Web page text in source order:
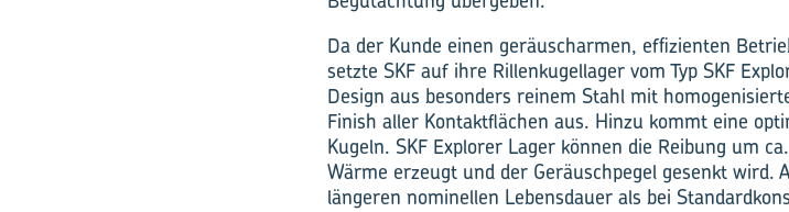
Da der Kunde einen geräuscharmen, effizienten
setzte SKF auf ihre Rillenkugellager vom Typ SKF
Design aus besonders reinem Stahl mit
Finish aller Kontaktflächen aus. Hinzu kommt eine
Kugeln. SKF Explorer Lager können die Reibung um
Wärme erzeugt und der Geräuschpegel gesenkt
längeren nominellen Lebensdauer als bei